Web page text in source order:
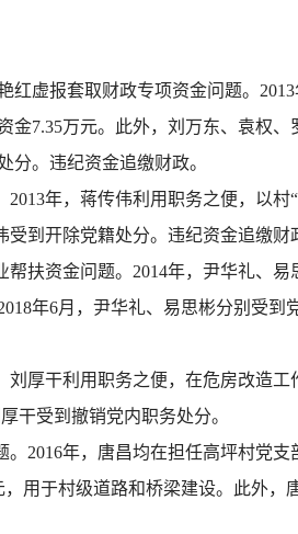
虚报套取财政专项资金问题。
7.35万元。此外，刘万东、袁权、
分。违纪资金追缴财政。
年，蒋传伟利用职务之便，以村
到开除党籍处分。违纪资金追缴财
扶资金问题。2014年，尹华礼、
年6月，尹华礼、易思彬分别受到
厚干利用职务之便，在危房改造
干受到撤销党内职务处分。
2016年，唐昌均在担任高坪村党支
用于村级道路和桥梁建设。此外，